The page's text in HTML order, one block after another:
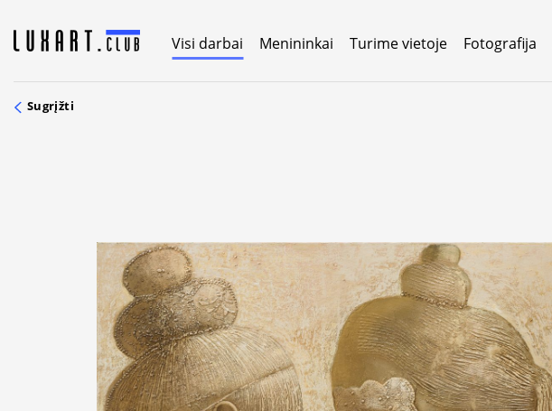
content
Visi darbai Menininkai Turime vietoje Fotografija
Sugrįžti